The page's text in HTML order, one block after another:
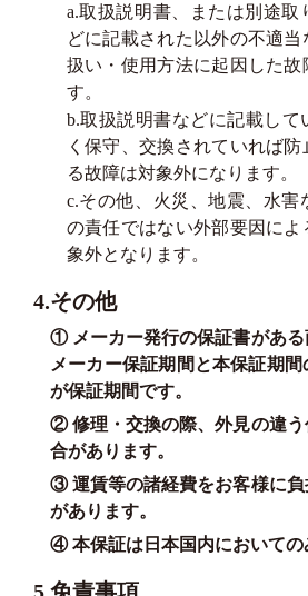
a.取扱説明書、または別途取
どに記載された以外の不適当
扱い・使用方法に起因した故
す。
b.取扱説明書などに記載して
く保守、交換されていれば
る故障は対象外になります。
c.その他、火災、地震、水害
の責任ではない外部要因に
象外となります。
4.その他
① メーカー発行の保証書がある
メーカー保証期間と本保証期
が保証期間です。
② 修理・交換の際、外見の違
合があります。
③ 運賃等の諸経費をお客様に
があります。
④ 本保証は日本国内においての